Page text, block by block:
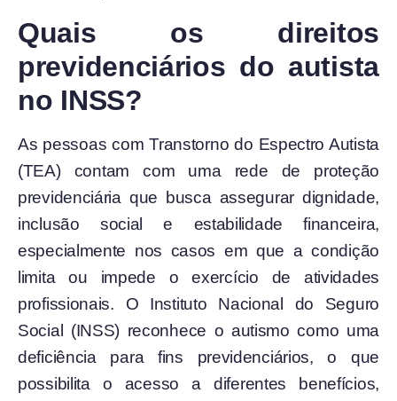
Quais os direitos
previdenciários do autista
no INSS?
As pessoas com Transtorno do Espectro Autista
(TEA) contam com uma rede de proteção
previdenciária que busca assegurar dignidade,
inclusão social e estabilidade financeira,
especialmente nos casos em que a condição
limita ou impede o exercício de atividades
profissionais. O Instituto Nacional do Seguro
Social (INSS) reconhece o autismo como uma
deficiência para fins previdenciários, o que
possibilita o acesso a diferentes benefícios,